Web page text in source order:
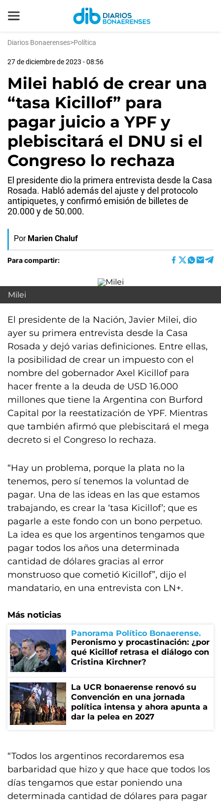
Diarios Bonaerenses>Política
27 de diciembre de 2023 - 08:56
Milei habló de crear una
“tasa Kicillof” para
pagar juicio a YPF y
plebiscitará el DNU si el
Congreso lo rechaza
El presidente dio la primera entrevista desde la Casa
Rosada. Habló además del ajuste y del protocolo
antipiquetes, y confirmó emisión de billetes de
20.000 y de 50.000.
Por Marien Chaluf
Para compartir:
Milei
El presidente de la Nación, Javier Milei, dio
ayer su primera entrevista desde la Casa
Rosada y dejó varias definiciones. Entre ellas,
la posibilidad de crear un impuesto con el
nombre del gobernador Axel Kicillof para
hacer frente a la deuda de USD 16.000
millones que tiene la Argentina con Burford
Capital por la reestatización de YPF. Mientras
que también afirmó que plebiscitará el mega
decreto si el Congreso lo rechaza.
“Hay un problema, porque la plata no la
tenemos, pero sí tenemos la voluntad de
pagar. Una de las ideas en las que estamos
trabajando, es crear la ‘tasa Kicillof’; que es
pagarle a este fondo con un bono perpetuo.
La idea es que los argentinos tengamos que
pagar todos los años una determinada
cantidad de dólares gracias al error
monstruoso que cometió Kicillof”, dijo el
mandatario, en una entrevista con LN+.
Más noticias
Panorama Político Bonaerense
Peronismo y procastinación: ¿por
qué Kicillof retrasa el diálogo con
Cristina Kirchner?
La UCR bonaerense renovó su
Convención en una jornada
política intensa y ahora apunta a
dar la pelea en 2027
“Todos los argentinos recordaremos esa
barbaridad que hizo y que hace que todos los
días tengamos que estar poniendo una
determinada cantidad de dólares para pagar